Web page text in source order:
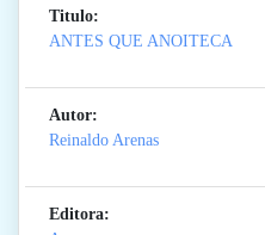
Titulo:
ANTES QUE ANOITECA
Autor:
Reinaldo Arenas
Editora: